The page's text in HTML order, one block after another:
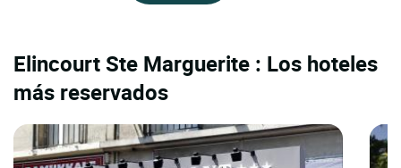
Elincourt Ste Marguerite : Los hoteles
más reservados